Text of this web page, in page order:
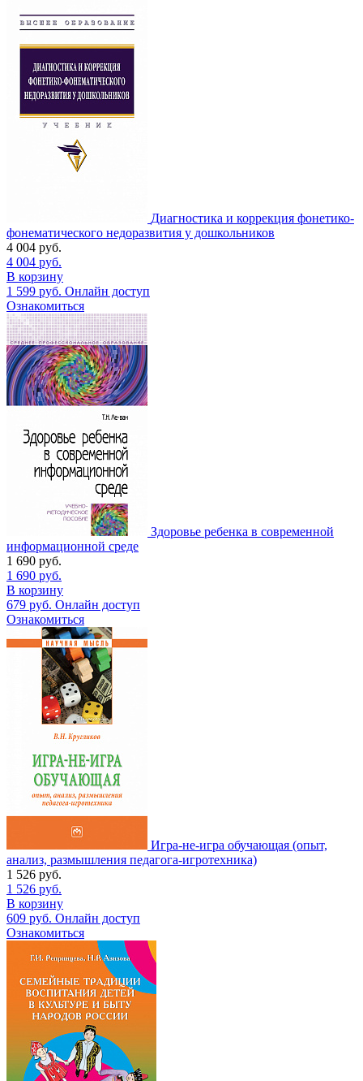
Диагностика и коррекция фонетико-
фонематического недоразвития у дошкольников
4 004 руб.
4 004 руб.
В корзину
1 599 руб. Онлайн доступ
Ознакомиться
Здоровье ребенка в современной
информационной среде
1 690 руб.
1 690 руб.
В корзину
679 руб. Онлайн доступ
Ознакомиться
Игра-не-игра обучающая (опыт,
анализ, размышления педагога-игротехника)
1 526 руб.
1 526 руб.
В корзину
609 руб. Онлайн доступ
Ознакомиться